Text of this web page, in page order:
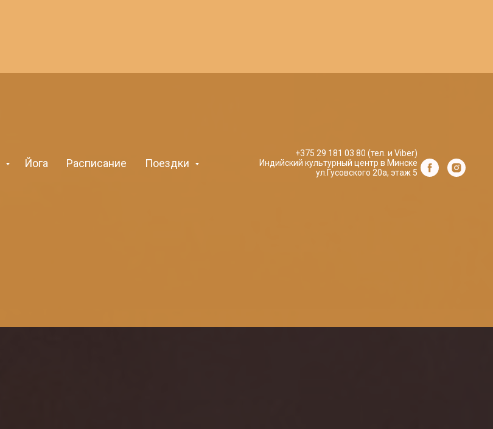
Йога Расписание Поездки
+375 29 181 03 80 (тел. и Viber)
Индийский культурный центр в Минске
ул.Гусовского 20а, этаж 5